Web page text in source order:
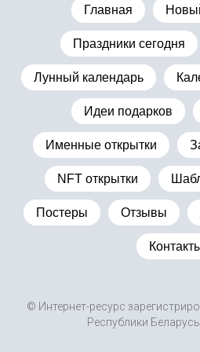
Главная
Праздники сегодня
Лунный календарь
Идеи подарков
Именные открытки
NFT открытки
Постеры Отзывы
© Интернет-ресурс
Республики